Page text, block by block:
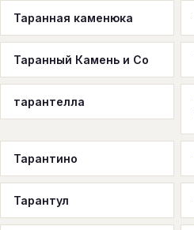
Таранная каменюка
Таранный Камень и Co
тарантелла
Тарантино
Тарантул